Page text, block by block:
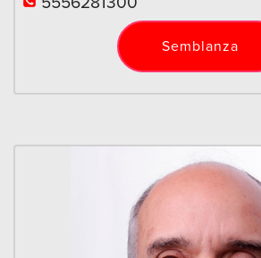
Semblanza